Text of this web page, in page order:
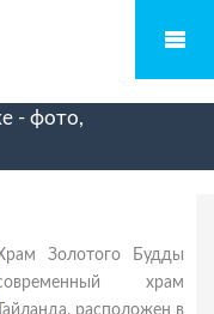
- фото,
Золотого Будды
храм
Тайланда, расположен в